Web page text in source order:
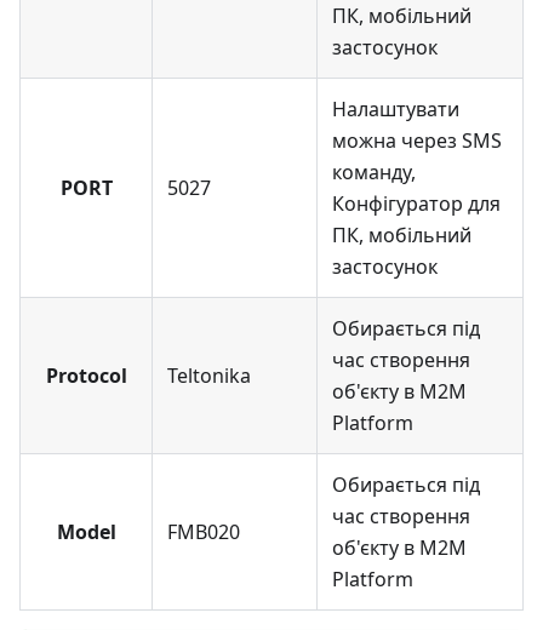
ПК, мобільний
застосунок
PORT 5027
Налаштувати
можна через SMS
команду,
Конфігуратор для
ПК, мобільний
застосунок
Protocol Teltonika
Обирається під
час створення
об'єкту в M2M
Platform
Model FMB020
Обирається під
час створення
об'єкту в M2M
Platform